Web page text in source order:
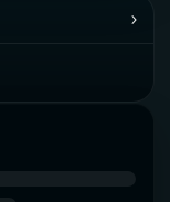
›